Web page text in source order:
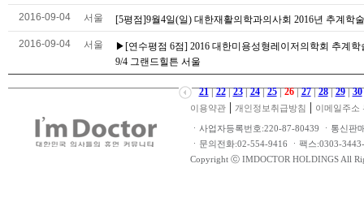
2016-09-04 서울 [5평점]9월4일(일) 대한재활의학과의사회 2016년 추계학
2016-09-04 서울
▶[연수평점 6점] 2016 대한미용성형레이저의학회 추계학
9/4 그랜드힐튼 서울
21|22|23|24|25|26|27|28|29|30
이용약관 개인정보취급방침 이메일주소
ㆍ사업자등록번호:220-87-80439 ㆍ통신판
ㆍ문의전화:02-554-9416 ㆍ팩스:0303-
Copyright ⓒ IMDOCTOR HOLDINGS All